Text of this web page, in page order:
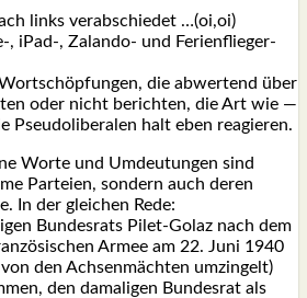
links ver­ab­schie­det …(oi,oi)
iPad‑, Zalan­do- und Feri­en­flie­ger-
die abwer­tend über
oder nicht berich­ten, die Art wie —
Pseu­do­li­be­ra­len halt eben reagie­ren.
Wor­te und Umdeu­tun­gen sind
Par­tei­en, son­dern auch deren
In der glei­chen Rede:
Bun­des­rats Pilet-Golaz nach dem
Armee am 22. Juni 1940
den Ach­sen­mäch­ten umzin­gelt)
den dama­li­gen Bun­des­rat als